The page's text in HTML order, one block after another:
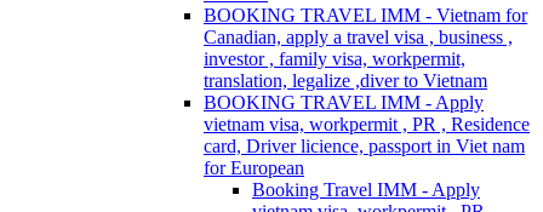
BOOKING TRAVEL IMM - Vietnam for
Canadian, apply a travel visa , business ,
investor , family visa, workpermit,
translation, legalize ,diver to Vietnam
BOOKING TRAVEL IMM - Apply
vietnam visa, workpermit , PR , Residence
card, Driver licience, passport in Viet nam
for European
Booking Travel IMM - Apply